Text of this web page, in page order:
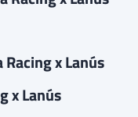
x Lanús
x Lanús